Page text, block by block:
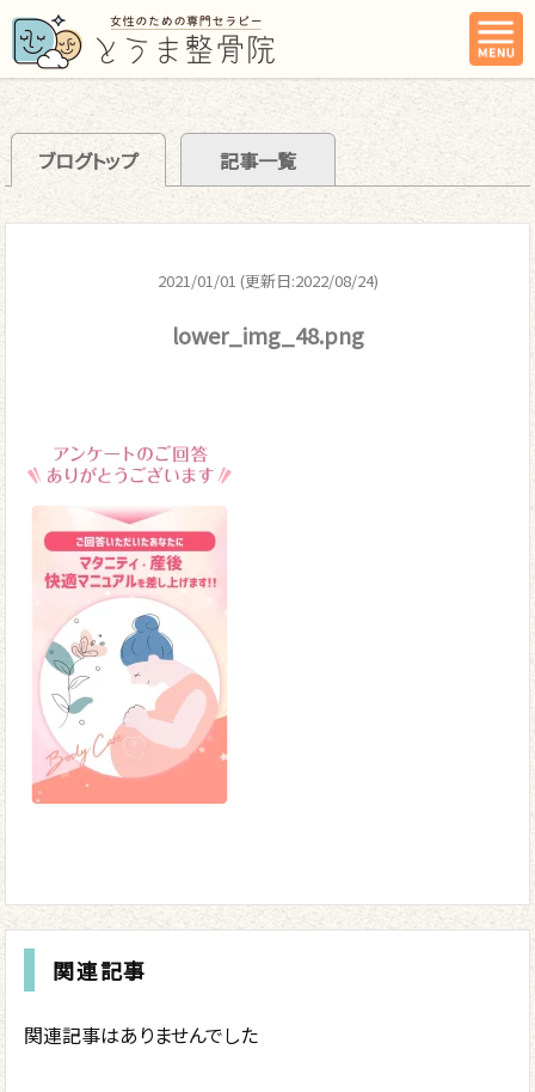
ブログトップ 記事一覧
2021/01/01 (更新日:2022/08/24)
lower_img_48.png
関連記事
関連記事はありませんでした